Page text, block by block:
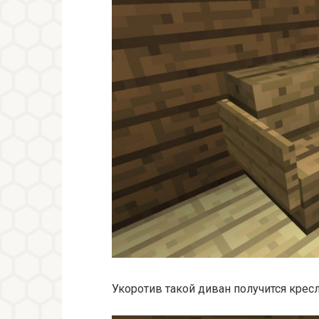
Укоротив такой диван получится